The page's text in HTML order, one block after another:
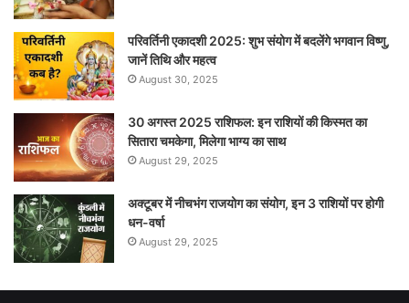
परिवर्तिनी एकादशी 2025: शुभ संयोग में बदलेंगे भगवान विष्णु,
जानें तिथि और महत्व
August 30, 2025
30 अगस्त 2025 राशिफल: इन राशियों की किस्मत का
सितारा चमकेगा, मिलेगा भाग्य का साथ
August 29, 2025
अक्टूबर में नीचभंग राजयोग का संयोग, इन 3 राशियों पर होगी
धन-वर्षा
August 29, 2025